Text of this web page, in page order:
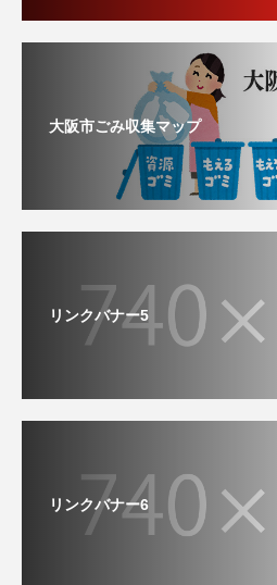
大阪市ごみ収集マップ
リンクバナー5
リンクバナー6